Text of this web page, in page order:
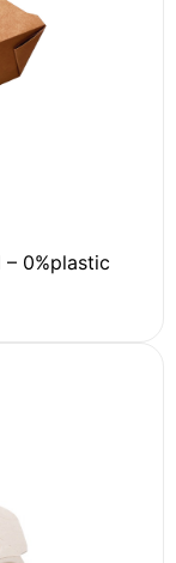
0%plastic